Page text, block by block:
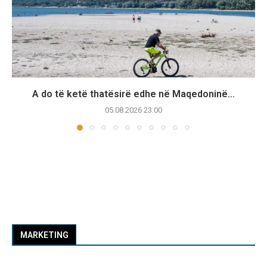
A do të ketë thatësirë edhe në Maqedoninë...
05.08.2026 23:00
MARKETING